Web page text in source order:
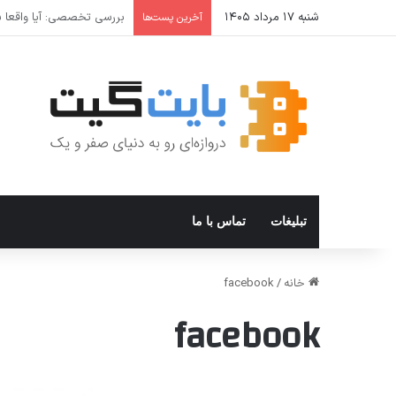
شنبه ۱۷ مرداد ۱۴۰۵ آخرین پست‌ها نحوه افزودن و استفاده از Private DNS در ویندوز ۱۱
تبلیغات تماس با ما
خانه /
facebook
facebook